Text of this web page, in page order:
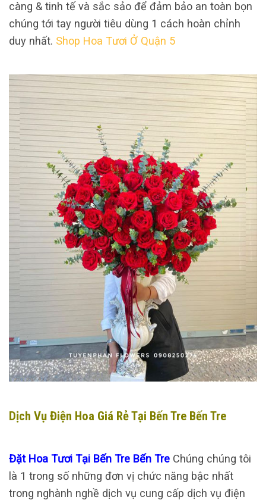
càng & tinh tế và sắc sảo để đảm bảo an toàn bọn
chúng tới tay người tiêu dùng 1 cách hoàn chỉnh
duy nhất. Shop Hoa Tươi Ở Quận 5
Dịch Vụ Điện Hoa Giá Rẻ Tại Bến Tre Bến Tre
Đặt Hoa Tươi Tại Bến Tre Bến Tre Chúng chúng tôi
là 1 trong số những đơn vị chức năng bậc nhất
trong nghành nghề dịch vụ cung cấp dịch vụ điện